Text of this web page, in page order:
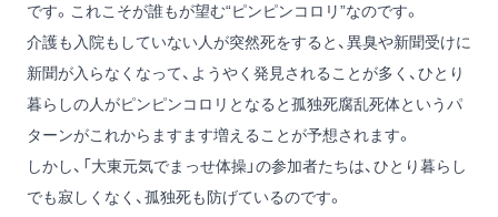
です。これこそが誰もが望む“ピンピンコロリ”なのです。
介護も入院もしていない人が突然死をすると、異臭や新聞受けに
新聞が入らなくなって、ようやく発見されることが多く、ひとり
暮らしの人がピンピンコロリとなると孤独死腐乱死体というパ
ターンがこれからますます増えることが予想されます。
しかし、「大東元気でまっせ体操」の参加者たちは、ひとり暮らし
でも寂しくなく、孤独死も防げているのです。